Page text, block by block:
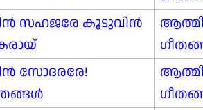
സഹജരേ കൂടുവിൻ
സോദരരേ!